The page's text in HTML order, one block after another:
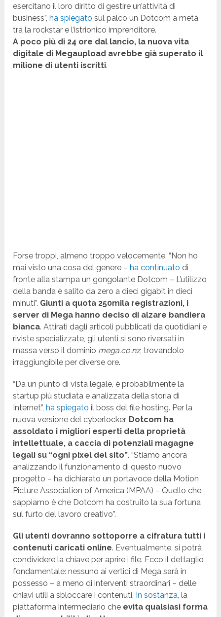
esercitano il loro diritto di gestire un’attività di
business”, ha spiegato sul palco un Dotcom a metà
tra la rockstar e l’istrionico imprenditore.
A poco più di 24 ore dal lancio, la nuova vita
digitale di Megaupload avrebbe già superato il
milione di utenti iscritti.
Forse troppi, almeno troppo velocemente. “Non ho
mai visto una cosa del genere – ha continuato di
fronte alla stampa un gongolante Dotcom – L’utilizzo
della banda è salito da zero a dieci gigabit in dieci
minuti”. Giunti a quota 250mila registrazioni, i
server di Mega hanno deciso di alzare bandiera
bianca. Attirati dagli articoli pubblicati da quotidiani e
riviste specializzate, gli utenti si sono riversati in
massa verso il dominio mega.co.nz, trovandolo
irraggiungibile per diverse ore.
“Da un punto di vista legale, è probabilmente la
startup più studiata e analizzata della storia di
Internet”, ha spiegato il boss del file hosting. Per la
nuova versione del cyberlocker, Dotcom ha
assoldato i migliori esperti della proprietà
intellettuale, a caccia di potenziali magagne
legali su “ogni pixel del sito”. “Stiamo ancora
analizzando il funzionamento di questo nuovo
progetto – ha dichiarato un portavoce della Motion
Picture Association of America (MPAA) – Quello che
sappiamo è che Dotcom ha costruito la sua fortuna
sul furto del lavoro creativo”.
Gli utenti dovranno sottoporre a cifratura tutti i
contenuti caricati online. Eventualmente, si potrà
condividere la chiave per aprire i file. Ecco il dettaglio
fondamentale: nessuno ai vertici di Mega sarà in
possesso – a meno di interventi straordinari – delle
chiavi utili a sbloccare i contenuti. In sostanza, la
piattaforma intermediario che evita qualsiasi forma